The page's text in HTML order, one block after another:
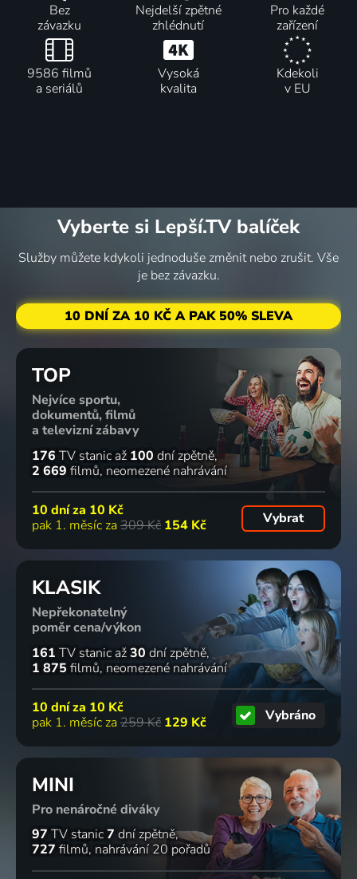
Bez
závazku
Nejdelší zpětné
zhlédnutí
Pro každé
zařízení
9586 filmů
a seriálů
Vysoká
kvalita
Kdekoli
v EU
Vyberte si Lepší.TV balíček
Služby můžete kdykoli jednoduše změnit nebo zrušit. Vše
je bez závazku.
10 DNÍ ZA 10 KČ A PAK 50% SLEVA
TOP
Nejvíce sportu,
dokumentů, filmů
a televizní zábavy
176 TV stanic až 100 dní zpětně
2 669 filmů neomezené nahrávání
10 dní za 10 Kč
pak 1. měsíc za 309 Kč 154 Kč Vybrat
KLASIK
Nepřekonatelný
poměr cena/výkon
161 TV stanic až30 dní zpětně
1 875 filmů neomezené nahrávání
10 dní za 10 Kč
pak 1. měsíc za 259 Kč 129 Kč Vybráno
MINI
Pro nenáročné diváky
97 TV stanic7 dní zpětně
727 filmů nahrávání 20 pořadů